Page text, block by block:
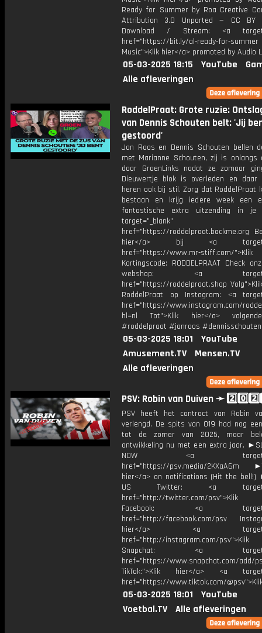
Ready for Summer by Roa Creative
Attribution 3.0 Unported — CC BY
Download / Stream: <a
href="https://bit.ly/al-ready-for-summer
Music">Klik hier</a> promoted by Audio
05-03-2025 18:15 YouTube
Alle afleveringen
RoddelPraat: Grote ruzie:
van Dennis Schouten belt: 'Jij
gestoord'
Jan Roos en Dennis Schouten bellen
met Marianne Schouten, zij is onlangs
door GroenLinks nadat ze zomaar
Dieuwertje blok is overleden en daar
heren ook bij stil. Zorg dat RoddelPraat
bestaan en krijg iedere week een
fantastische extra uitzending in je
target="_blank"
href="https://roddelpraat.backme.org
hier</a> bij <a
href="https://www.mr-stiff.com/
Kortingscode: RODDELPRAAT Check
webshop: <a
href="https://roddelpraat.shop
RoddelPraat op Instagram: <a
href="https://www.instagram.com/
hl=nl Tot">Klik hier</a>
#roddelpraat #janroos #dennisschouten
05-03-2025 18:01
YouTube
Amusement.TV
Mensen.TV
Alle afleveringen
PSV: Robin van Duiven ➛
PSV heeft het contract van Robin
verlengd. De spits van O19 had nog
tot de zomer van 2025, maar
ontwikkeling nu met een extra jaar.
NOW <a
href="https://psv.media/2KXaA6m
hier</a> on notifications (Hit the bell!)
US Twitter: <a
href="http://twitter.com/psv">Klik
Facebook: <a
href="http://facebook.com/psv
hier</a> <a
href="http://instagram.com/
Snapchat: <a
href="https://www.snapchat.com/add/
TikTok:">Klik hier</a> <a
href="https://www.tiktok.com/
05-03-2025 18:01
YouTube
Voetbal.TV
Alle afleveringen